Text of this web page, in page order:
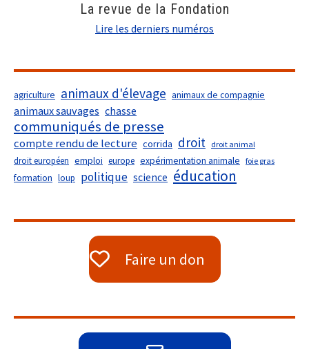
La revue de la Fondation
Lire les derniers numéros
agriculture animaux d'élevage animaux de compagnie
animaux sauvages chasse
communiqués de presse
compte rendu de lecture corrida droit droit animal
droit européen emploi europe expérimentation animale foie gras
formation loup politique science éducation
Faire un don